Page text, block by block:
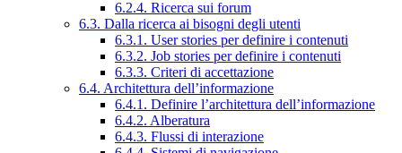
6.2.4. Ricerca sui forum
6.3. Dalla ricerca ai bisogni degli utenti
6.3.1. User stories per definire i contenuti
6.3.2. Job stories per definire i contenuti
6.3.3. Criteri di accettazione
6.4. Architettura dell’informazione
6.4.1. Definire l’architettura dell’informazione
6.4.2. Alberatura
6.4.3. Flussi di interazione